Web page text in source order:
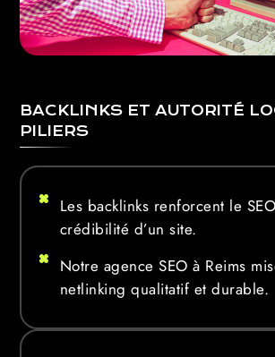
BACKLINKS ET AUTORITÉ
PILIERS
Les backlinks renforcent le
crédibilité d’un site.
Notre agence SEO à Reims
netlinking qualitatif et durable.